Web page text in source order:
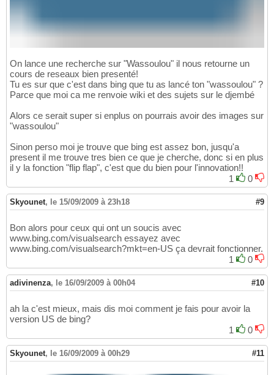
On lance une recherche sur "Wassoulou" il nous retourne un
cours de reseaux bien presenté!
Tu es sur que c'est dans bing que tu as lancé ton "wassoulou" ?
Parce que moi ca me renvoie wiki et des sujets sur le djembé
Alors ce serait super si enplus on pourrais avoir des images sur
"wassoulou"
Sinon perso moi je trouve que bing est assez bon, jusqu'a
present il me trouve tres bien ce que je cherche, donc si en plus
il y la fonction "flip flap", c'est que du bien pour l'innovation!!
1
0
Skyounet, le 15/09/2009 à 23h18 #9
Bon alors pour ceux qui ont un soucis avec
www.bing.com/visualsearch essayez avec
www.bing.com/visualsearch?mkt=en-US ça devrait fonctionner.
1
0
adivinenza, le 16/09/2009 à 00h04 #10
ah la c'est mieux, mais dis moi comment je fais pour avoir la
version US de bing?
1
0
Skyounet, le 16/09/2009 à 00h29 #11